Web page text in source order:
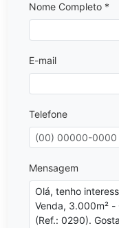
Nome Completo *
E-mail
Telefone
Mensagem